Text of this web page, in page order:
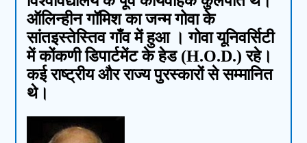
ऑलिन्हीन गॉमिश का जन्म गोवा के
सांतइस्तेस्तिव गाँव में हुआ । गोवा यूनिवर्सिटी
में कोंकणी डिपार्टमेंट के हेड (H.O.D.) रहे।
कई राष्ट्रीय और राज्य पुरस्कारों से सम्मानित
थे।